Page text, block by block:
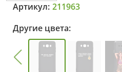
Артикул: 211963
Другие цвета: